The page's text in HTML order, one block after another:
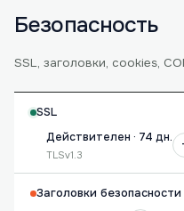
Безопасность
SSL, заголовки, cookies,
SSL
Действителен · 74 дн.
TLSv1.3
Заголовки безопасности